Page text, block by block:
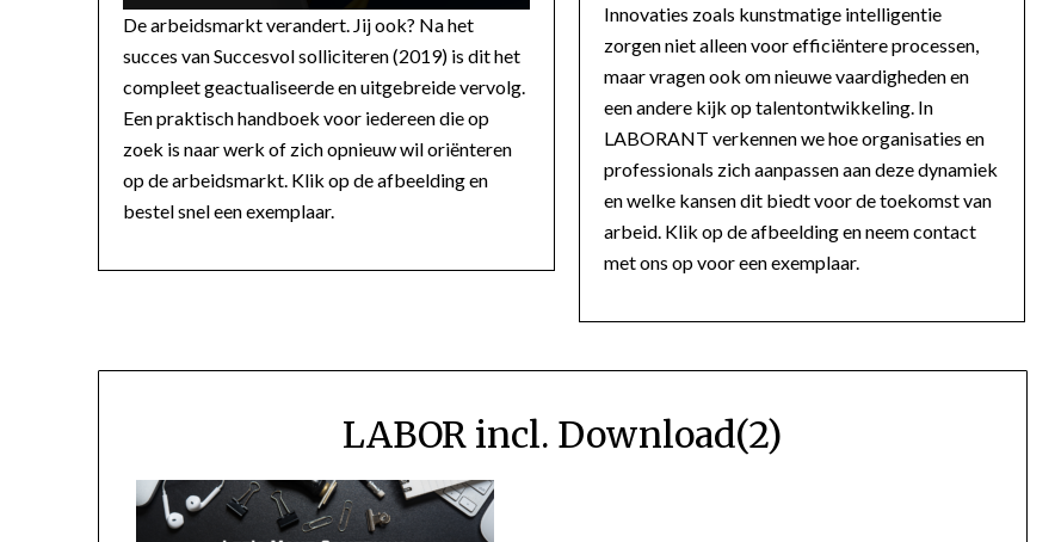
De arbeidsmarkt verandert. Jij ook? Na het
succes van Succesvol solliciteren (2019) is dit het
compleet geactualiseerde en uitgebreide vervolg.
Een praktisch handboek voor iedereen die op
zoek is naar werk of zich opnieuw wil oriënteren
op de arbeidsmarkt. Klik op de afbeelding en
bestel snel een exemplaar.
Innovaties zoals kunstmatige intelligentie
zorgen niet alleen voor efficiëntere processen,
maar vragen ook om nieuwe vaardigheden en
een andere kijk op talentontwikkeling. In
LABORANT verkennen we hoe organisaties en
professionals zich aanpassen aan deze dynamiek
en welke kansen dit biedt voor de toekomst van
arbeid. Klik op de afbeelding en neem contact
met ons op voor een exemplaar.
LABOR incl. Download(2)